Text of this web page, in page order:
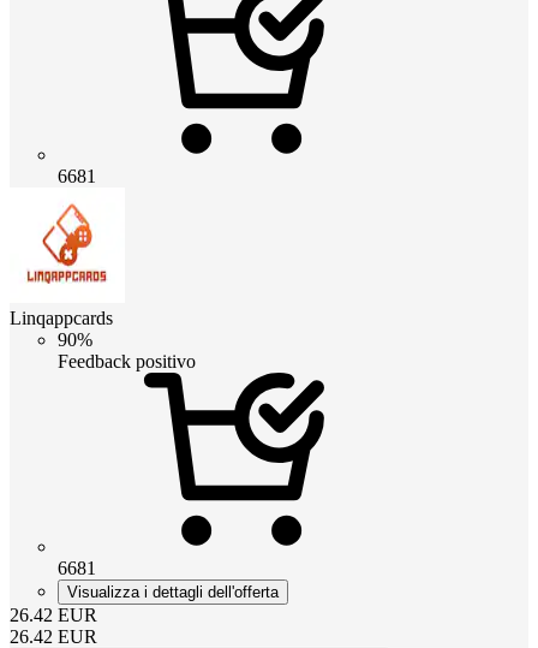
6681
Linqappcards
90%
Feedback positivo
6681
Visualizza i dettagli dell'offerta
26.42 EUR
26.42 EUR